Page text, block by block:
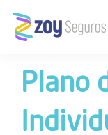
Plano